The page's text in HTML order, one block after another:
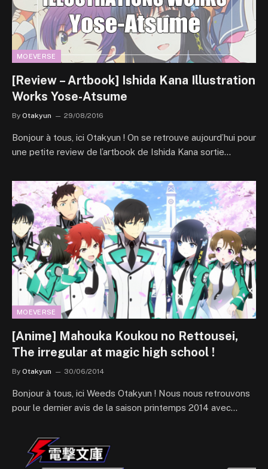
MOEVERSE
[Review – Artbook] Ishida Kana Illustration
Works Yose-Atsume
By Otakyun 29/08/2016
Bonjour à tous, ici Otakyun ! On se retrouve aujourd’hui pour
une petite review de l’artbook de Ishida Kana sortie…
MOEVERSE
[Anime] Mahouka Koukou no Rettousei,
The irregular at magic high school !
By Otakyun 30/06/2014
Bonjour à tous, ici Weeds Otakyun ! Nous nous retrouvons
pour le dernier avis de la saison printemps 2014 avec…